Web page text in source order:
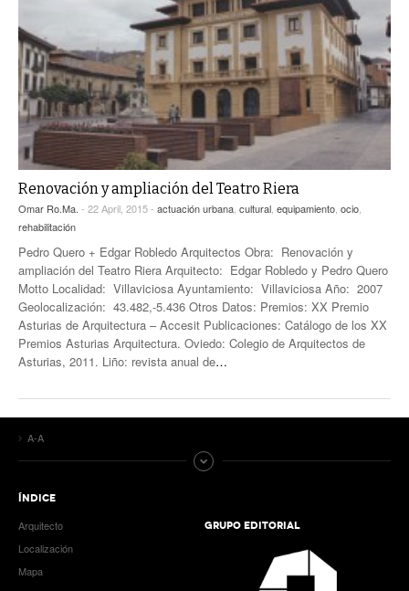
Renovación y ampliación del Teatro Riera
Omar Ro.Ma. - 22 April, 2015 - actuación urbana cultural equipamiento ocio
rehabilitación
Pedro Quero + Edgar Robledo Arquitectos Obra: Renovación y
ampliación del Teatro Riera Arquitecto: Edgar Robledo y Pedro Quero
Motto Localidad: Villaviciosa Ayuntamiento: Villaviciosa Año: 2007
Geolocalización: 43.482,-5.436 Otros Datos: Premios: XX Premio
Asturias de Arquitectura – Accesit Publicaciones: Catálogo de los XX
Premios Asturias Arquitectura. Oviedo: Colegio de Arquitectos de
Asturias, 2011. Liño: revista anual de…
A-A
ÍNDICE
Arquitecto
Localización
Mapa
GRUPO EDITORIAL